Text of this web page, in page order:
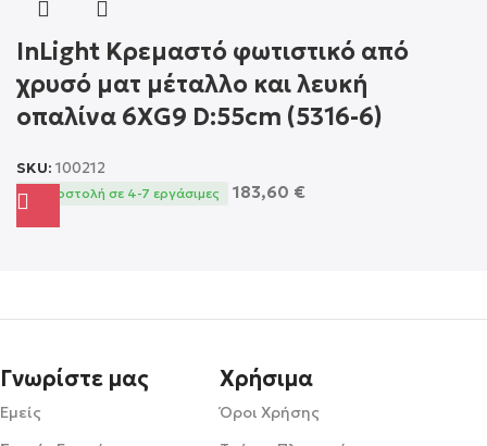
InLight Κρεμαστό φωτιστικό από
χρυσό ματ μέταλλο και λευκή
οπαλίνα 6XG9 D:55cm (5316-6)
SKU: 100212
Αποστολή σε 4-7 εργάσιμες 183,60 €
Γνωρίστε μας
Εμείς
Χρήσιμα
Όροι Χρήσης